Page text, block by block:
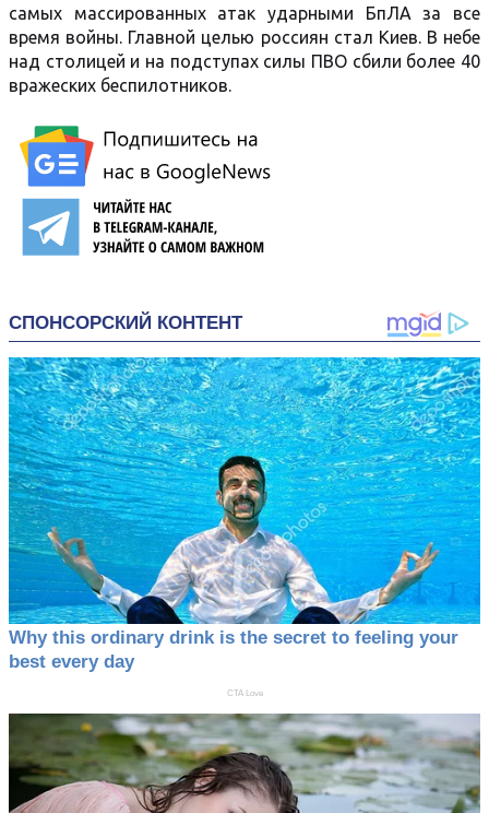
самых массированных атак ударными БпЛА за все
время войны. Главной целью россиян стал Киев. В небе
над столицей и на подступах силы ПВО сбили более 40
вражеских беспилотников.